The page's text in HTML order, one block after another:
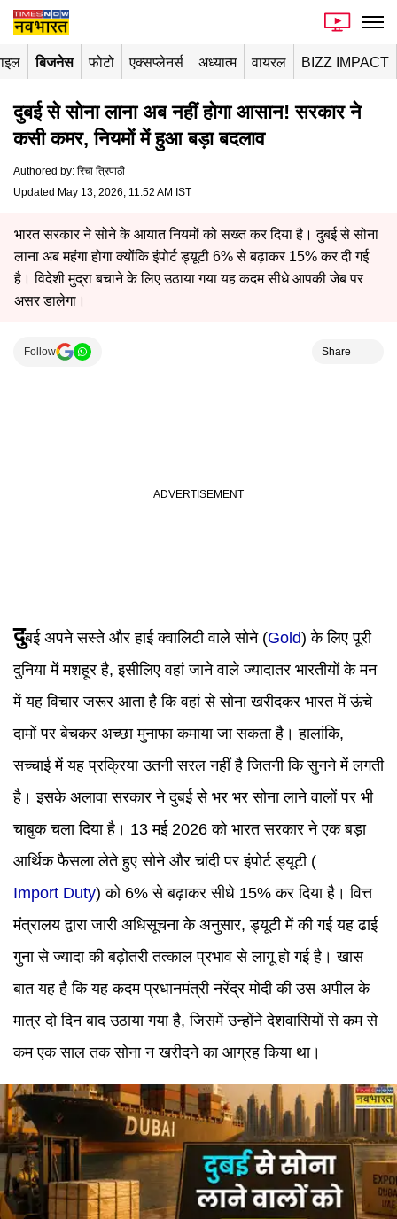
बिजनेस फोटो एक्सप्लेनर्स अध्यात्म वायरल BIZZ IMPACT
दुबई से सोना लाना अब नहीं होगा आसान! सरकार ने
कसी कमर, नियमों में हुआ बड़ा बदलाव
Authored by: रिचा त्रिपाठी
Updated May 13, 2026, 11:52 AM IST
भारत सरकार ने सोने के आयात नियमों को सख्त कर दिया है। दुबई से सोना
लाना अब महंगा होगा क्योंकि इंपोर्ट ड्यूटी 6% से बढ़ाकर 15% कर दी गई
है। विदेशी मुद्रा बचाने के लिए उठाया गया यह कदम सीधे आपकी जेब पर
असर डालेगा।
Follow Share
दुबई अपने सस्ते और हाई क्वालिटी वाले सोने (Gold) के लिए पूरी
दुनिया में मशहूर है, इसीलिए वहां जाने वाले ज्यादातर भारतीयों के मन
में यह विचार जरूर आता है कि वहां से सोना खरीदकर भारत में ऊंचे
दामों पर बेचकर अच्छा मुनाफा कमाया जा सकता है। हालांकि,
सच्चाई में यह प्रक्रिया उतनी सरल नहीं है जितनी कि सुनने में लगती
है। इसके अलावा सरकार ने दुबई से भर भर सोना लाने वालों पर भी
चाबुक चला दिया है। 13 मई 2026 को भारत सरकार ने एक बड़ा
आर्थिक फैसला लेते हुए सोने और चांदी पर इंपोर्ट ड्यूटी (
Import Duty) को 6% से बढ़ाकर सीधे 15% कर दिया है। वित्त
मंत्रालय द्वारा जारी अधिसूचना के अनुसार, ड्यूटी में की गई यह ढाई
गुना से ज्यादा की बढ़ोतरी तत्काल प्रभाव से लागू हो गई है। खास
बात यह है कि यह कदम प्रधानमंत्री नरेंद्र मोदी की उस अपील के
मात्र दो दिन बाद उठाया गया है, जिसमें उन्होंने देशवासियों से कम से
कम एक साल तक सोना न खरीदने का आग्रह किया था।